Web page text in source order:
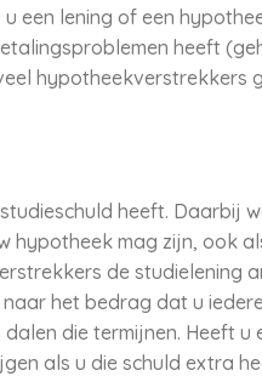
een lening of een
heeft
hypotheekverstrekkers
heeft. Daarbij
mag zijn, ook
de studielening
het bedrag dat u
die termijnen. Heeft u
als u die schuld extra